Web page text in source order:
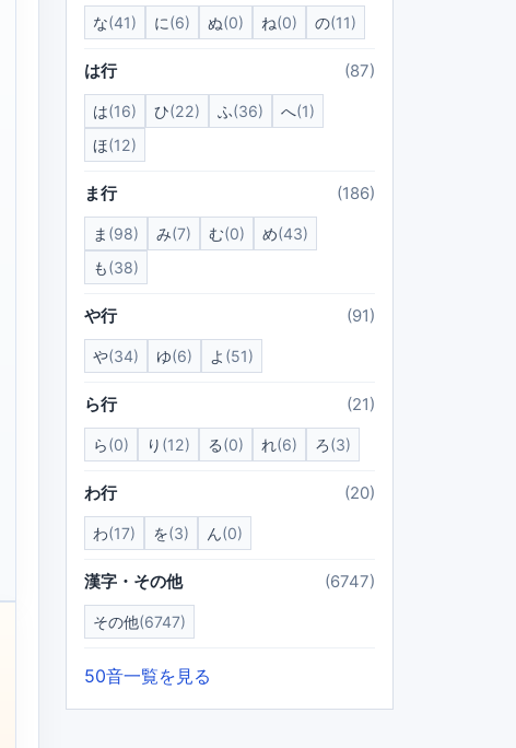
な(41) に(6) ぬ(0) ね(0) の(11)
は行 (87)
は(16) ひ(22) ふ(36) へ(1)
ほ(12)
ま行 (186)
ま (98) み(7) む(0) め(43)
も(38)
や行 (91)
や(34) ゆ(6) よ (51)
ら行 (21)
ら(0) り (12) る(0) れ(6) ろ(3)
わ行 (20)
わ(17) を(3) ん(0)
漢字・その他 (6747)
その他(6747)
50音一覧を見る